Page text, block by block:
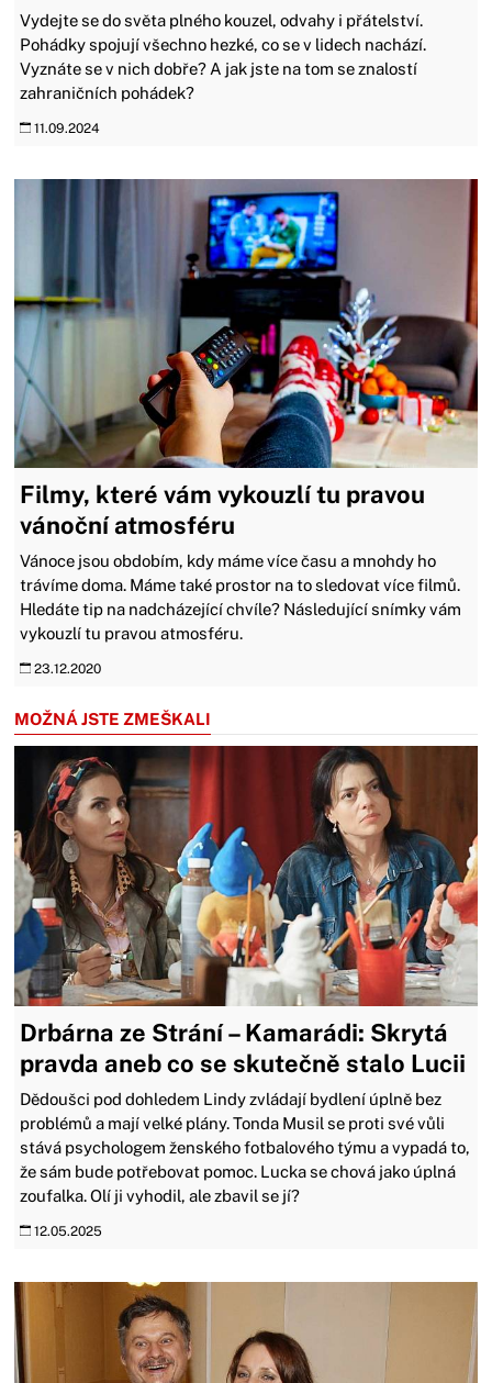
Vydejte se do světa plného kouzel, odvahy i přátelství.
Pohádky spojují všechno hezké, co se v lidech nachází.
Vyznáte se v nich dobře? A jak jste na tom se znalostí
zahraničních pohádek?
11.09.2024
Filmy, které vám vykouzlí tu pravou
vánoční atmosféru
Vánoce jsou obdobím, kdy máme více času a mnohdy ho
trávíme doma. Máme také prostor na to sledovat více filmů.
Hledáte tip na nadcházející chvíle? Následující snímky vám
vykouzlí tu pravou atmosféru.
23.12.2020
MOŽNÁ JSTE ZMEŠKALI
Drbárna ze Strání – Kamarádi: Skrytá
pravda aneb co se skutečně stalo Lucii
Dědoušci pod dohledem Lindy zvládají bydlení úplně bez
problémů a mají velké plány. Tonda Musil se proti své vůli
stává psychologem ženského fotbalového týmu a vypadá to,
že sám bude potřebovat pomoc. Lucka se chová jako úplná
zoufalka. Olí ji vyhodil, ale zbavil se jí?
12.05.2025